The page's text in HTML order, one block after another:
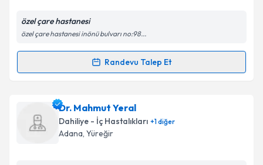
Kişisel verilerimin işlenmesine ilişkinAydınlatma
kapsamda işlenmesini kabul ediyorum.
Takvim Talebini Gönder
özel çare hastanesi
özel çare hastanesi inönü bulvarı no:98...
Randevu Talep Et
Randevu Takvimi Talebi
Uzm. Dr. Özgürakın Oto
oluşturun. Size bu uzmandan randevu almanız için bir
takvim hazırlandığında e-posta ile bilgilendireceğiz.
Dr. Mahmut Yeral
Dahiliye - İç Hastalıkları +1diğer
Adana, Yüreğir